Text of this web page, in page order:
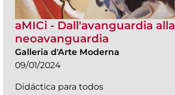
aMICi - Dall'avanguardia alla
neoavanguardia
Galleria d'Arte Moderna
09/01/2024
Didáctica para todos